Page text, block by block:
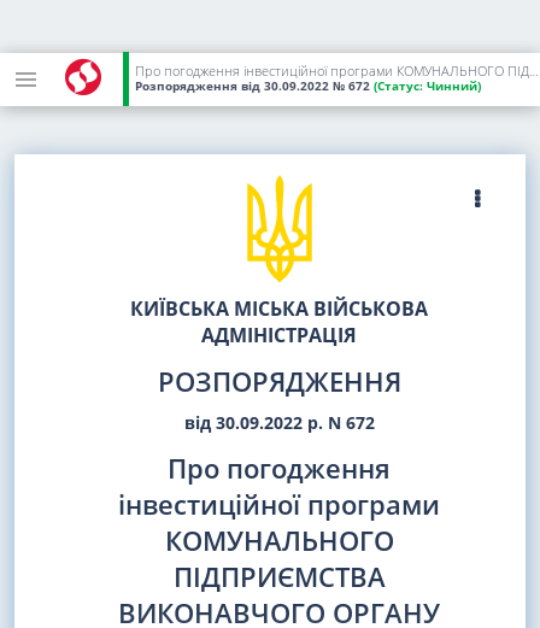
Про погодження інвестиційної програми КОМУНАЛЬНОГО ПІДПРИЄМСТВА ВИКОНАВЧОГО ОРГАНУ КИЇВРАДИ (КИЇВСЬКОЇ МІСЬКОЇ ДЕРЖАВНОЇ АДМІНІСТРАЦІЇ) "КИЇВТЕПЛОЕНЕРГО" на 12 місяців
Розпорядження від 30.09.2022 № 672 (Статус: Чинний)
КИЇВСЬКА МІСЬКА ВІЙСЬКОВА
АДМІНІСТРАЦІЯ
РОЗПОРЯДЖЕННЯ
від 30.09.2022 р. N 672
Про погодження
інвестиційної програми
КОМУНАЛЬНОГО
ПІДПРИЄМСТВА
ВИКОНАВЧОГО ОРГАНУ